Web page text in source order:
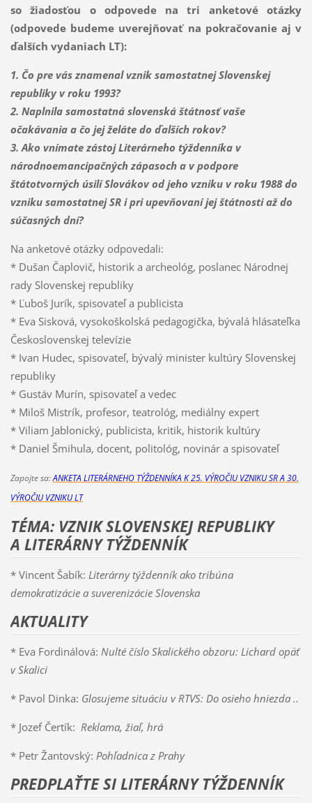
so žiadosťou o odpovede na tri anketové otázky
(odpovede budeme uverejňovať na pokračovanie aj v
ďalších vydaniach LT):
1. Čo pre vás znamenal vznik samostatnej Slovenskej
republiky v roku 1993?
2. Naplnila samostatná slovenská štátnosť vaše
očakávania a čo jej želáte do ďalších rokov?
3. Ako vnímate zástoj Literárneho týždenníka v
národnoemancipačných zápasoch a v podpore
štátotvorných úsilí Slovákov od jeho vzniku v roku 1988 do
vzniku samostatnej SR i pri upevňovaní jej štátnosti až do
súčasných dní?
Na anketové otázky odpovedali:
* Dušan Čaplovič, historik a archeológ, poslanec Národnej
rady Slovenskej republiky
* Ľuboš Jurík, spisovateľ a publicista
* Eva Sisková, vysokoškolská pedagogička, bývalá hlásateľka
Československej televízie
* Ivan Hudec, spisovateľ, bývalý minister kultúry Slovenskej
republiky
* Gustáv Murín, spisovateľ a vedec
* Miloš Mistrík, profesor, teatrológ, mediálny expert
* Viliam Jablonický, publicista, kritik, historik kultúry
* Daniel Šmihula, docent, politológ, novinár a spisovateľ
Zapojte sa:ANKETA LITERÁRNEHO TÝŽDENNÍKA K 25. VÝROČIU VZNIKU SR A 30.
VÝROČIU VZNIKU LT
TÉMA: VZNIK SLOVENSKEJ REPUBLIKY
A LITERÁRNY TÝŽDENNÍK
* Vincent Šabík: Literárny týždenník ako tribúna
demokratizácie a suverenizácie Slovenska
AKTUALITY
* Eva Fordinálová: Nulté číslo Skalického obzoru: Lichard opäť
v Skalici
* Pavol Dinka: Glosujeme situáciu v RTVS: Do osieho hniezda ..
* Jozef Čertík: Reklama, žiaľ, hrá
* Petr Žantovský: Pohľadnica z Prahy
PREDPLAŤTE SI LITERÁRNY TÝŽDENNÍK